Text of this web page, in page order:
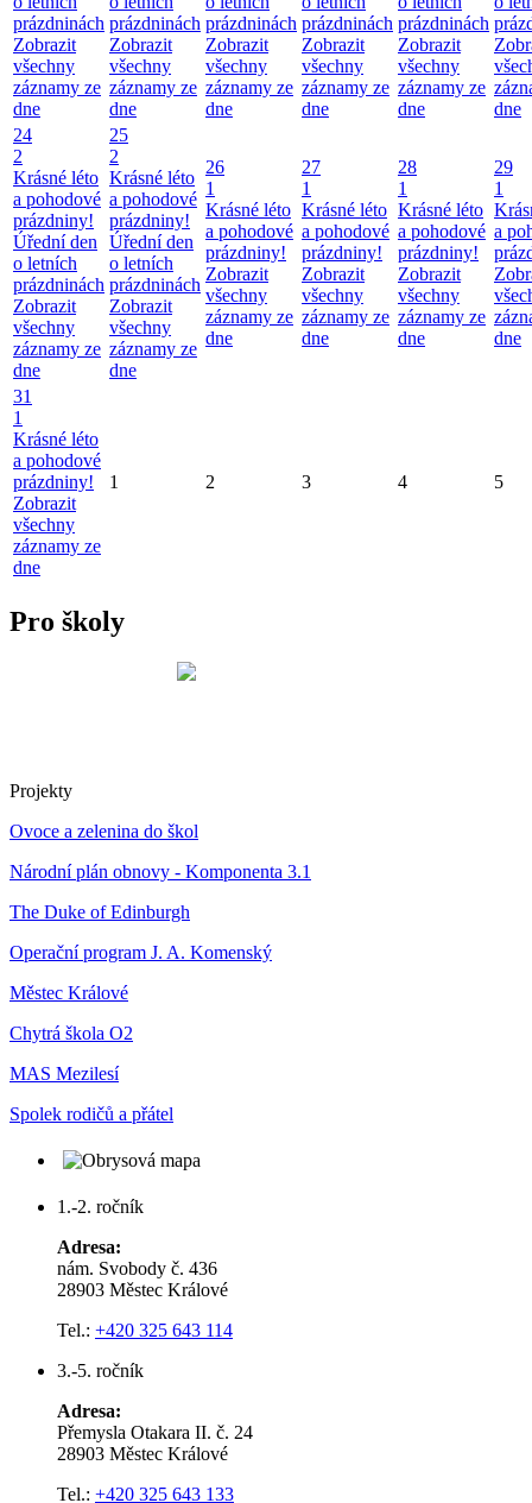
prázdninách
Zobrazit
všechny
záznamy ze
dne
prázdninách
Zobrazit
všechny
záznamy ze
dne
prázdninách
Zobrazit
všechny
záznamy ze
dne
prázdninách
Zobrazit
všechny
záznamy ze
dne
prázdninách
Zobrazit
všechny
záznamy ze
dne
dne
24
2
Krásné léto
a pohodové
prázdniny!
Úřední den
o letních
prázdninách
Zobrazit
všechny
záznamy ze
dne
25
2
Krásné léto
a pohodové
prázdniny!
Úřední den
o letních
prázdninách
Zobrazit
všechny
záznamy ze
dne
26
1
Krásné léto
a pohodové
prázdniny!
Zobrazit
všechny
záznamy ze
dne
27
1
Krásné léto
a pohodové
prázdniny!
Zobrazit
všechny
záznamy ze
dne
28
1
Krásné léto
a pohodové
prázdniny!
Zobrazit
všechny
záznamy ze
dne
29
1
a
dne
31
1
Krásné léto
a pohodové
prázdniny!
Zobrazit
všechny
záznamy ze
dne
1 2 3 4 5
Pro školy
Projekty
Ovoce a zelenina do škol
Národní plán obnovy - Komponenta 3.1
The Duke of Edinburgh
Operační program J. A. Komenský
Městec Králové
Chytrá škola O2
MAS Mezilesí
Spolek rodičů a přátel
1.-2. ročník
Adresa:
nám. Svobody č. 436
28903 Městec Králové
Tel.: +420 325 643 114
3.-5. ročník
Adresa:
Přemysla Otakara II. č. 24
28903 Městec Králové
Tel.: +420 325 643 133